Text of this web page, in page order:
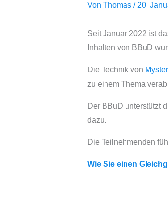
Von Thomas / 20.
Seit Januar 2022 ist
Inhalten von BBuD
Die Technik von
zu einem Thema
Der BBuD unterstützt
dazu.
Die Teilnehmenden
Wie Sie einen